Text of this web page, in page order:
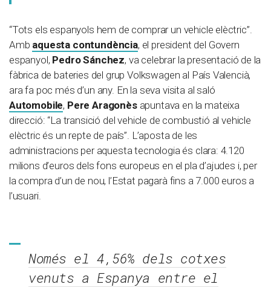
“Tots els espanyols hem de comprar un vehicle elèctric”.
Amb aquesta contundència, el president del Govern
espanyol, Pedro Sánchez, va celebrar la presentació de la
fàbrica de bateries del grup Volkswagen al País Valencià,
ara fa poc més d’un any. En la seva visita al saló
Automobile, Pere Aragonèsapuntava en la mateixa
direcció: “La transició del vehicle de combustió al vehicle
elèctric és un repte de país”. L’aposta de les
administracions per aquesta tecnologia és clara: 4.120
milions d’euros dels fons europeus en el pla d’ajudes i, per
la compra d’un de nou, l’Estat pagarà fins a 7.000 euros a
l’usuari.
Només el 4,56% dels cotxes
venuts a Espanya entre el